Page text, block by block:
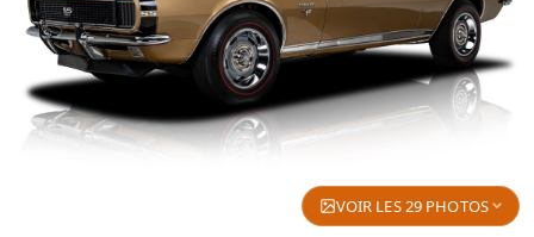
VOIR LES 29 PHOTOS